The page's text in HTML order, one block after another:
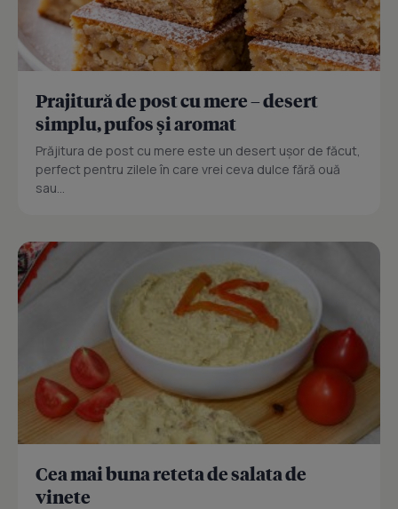
Prajitură de post cu mere – desert
simplu, pufos și aromat
Prăjitura de post cu mere este un desert ușor de făcut,
perfect pentru zilele în care vrei ceva dulce fără ouă
sau...
Cea mai buna reteta de salata de
vinete